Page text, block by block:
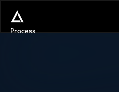
Process